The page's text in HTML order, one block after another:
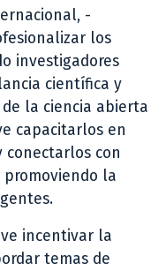
-
los
investigadores
científica y
la ciencia abierta
capacitarlos en
conectarlos con
la
incentivar la
temas de